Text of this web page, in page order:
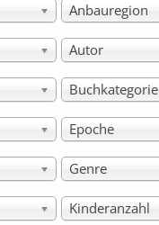
Anbauregion
Autor
Buchkategorie
Epoche
Genre
Kinderanzahl